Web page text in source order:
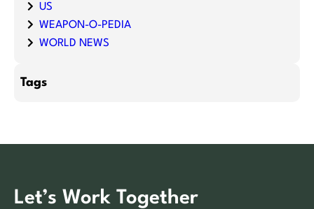
US
WEAPON-O-PEDIA
WORLD NEWS
Tags
Let’s Work Together